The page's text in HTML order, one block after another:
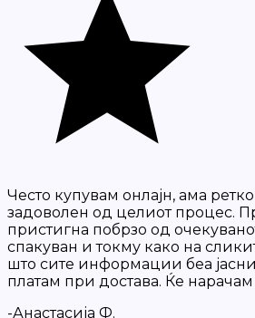
Често купувам онлајн, ама
задоволен од целиот процес.
пристигна побрзо од
спакуван и токму како на
што сите информации беа
платам при достава. Ќе
-Анастасија Ф.